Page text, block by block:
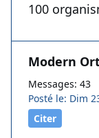
100
Modern
Messages: 43
Posté le: Dim
Citer